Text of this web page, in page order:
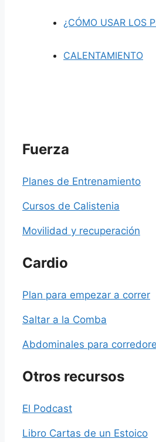
¿CÓMO USAR LOS
CALENTAMIENTO
Fuerza
Planes de Entrenamiento
Cursos de Calistenia
Movilidad y recuperación
Cardio
Plan para empezar a correr
Saltar a la Comba
Abdominales para
Otros recursos
El Podcast
Libro Cartas de un Estoico